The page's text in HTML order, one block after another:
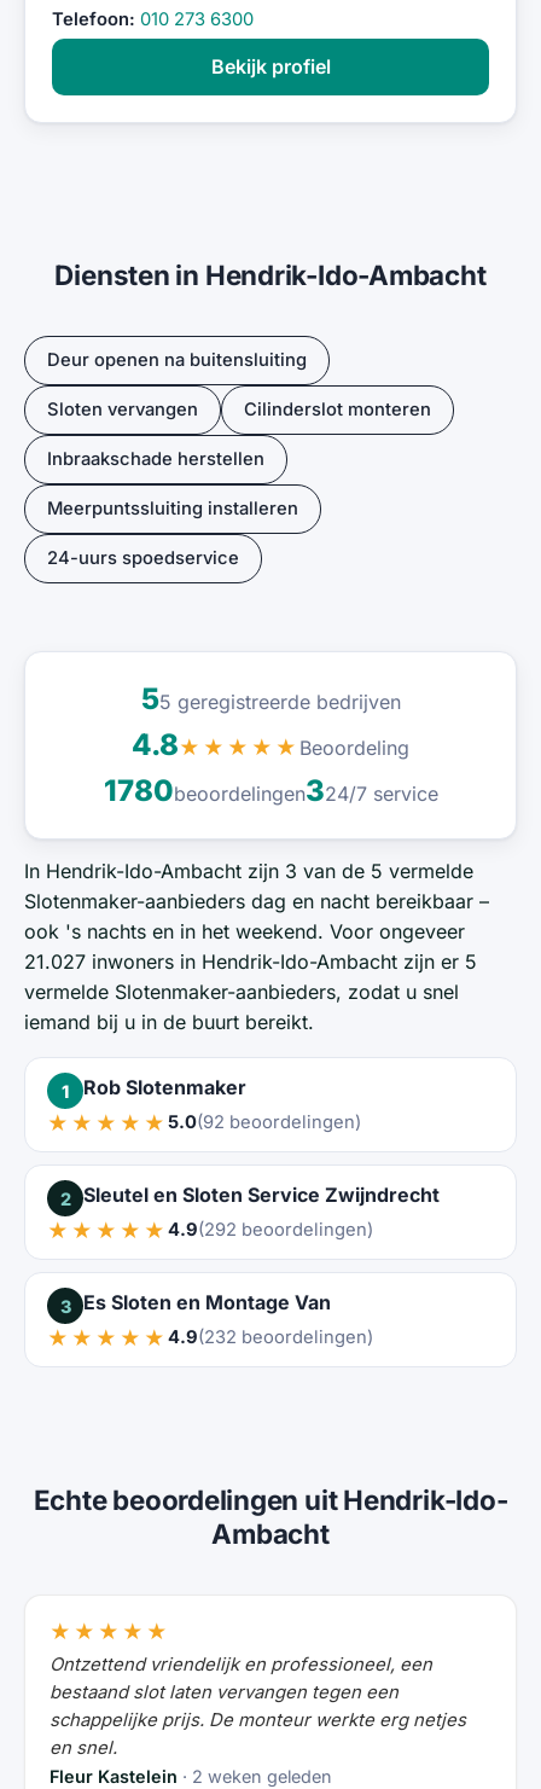
Telefoon: 010 273 6300
Bekijk profiel
Diensten in Hendrik-Ido-Ambacht
Deur openen na buitensluiting
Sloten vervangen Cilinderslot monteren
Inbraakschade herstellen
Meerpuntssluiting installeren
24-uurs spoedservice
55 geregistreerde bedrijven
4.8★★★★★ Beoordeling
1780beoordelingen324/7 service
In Hendrik-Ido-Ambacht zijn 3 van de 5 vermelde
Slotenmaker-aanbieders dag en nacht bereikbaar –
ook 's nachts en in het weekend. Voor ongeveer
21.027 inwoners in Hendrik-Ido-Ambacht zijn er 5
vermelde Slotenmaker-aanbieders, zodat u snel
iemand bij u in de buurt bereikt.
1
Rob Slotenmaker
★★★★★ 5.0(92 beoordelingen)
2
Sleutel en Sloten Service Zwijndrecht
★★★★★ 4.9(292 beoordelingen)
3
Es Sloten en Montage Van
★★★★★ 4.9(232 beoordelingen)
Echte beoordelingen uit Hendrik-Ido-
Ambacht
★★★★★
Ontzettend vriendelijk en professioneel, een
bestaand slot laten vervangen tegen een
schappelijke prijs. De monteur werkte erg netjes
en snel.
Fleur Kastelein · 2 weken geleden